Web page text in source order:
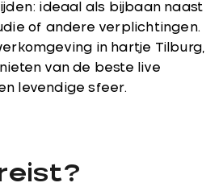
ideaal als bijbaan naast
of andere verplichtingen.
in hartje Tilburg,
van de beste live
levendige sfeer.